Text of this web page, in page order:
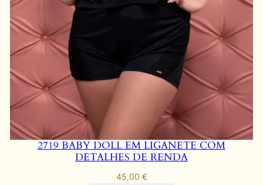
2719 BABY DOLL EM LIGANETE COM
DETALHES DE RENDA
45,00 €